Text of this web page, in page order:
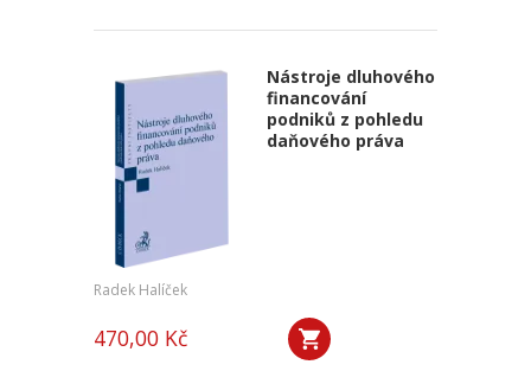
Nástroje dluhového
financování
podniků z pohledu
daňového práva
Radek Halíček
470,00 Kč